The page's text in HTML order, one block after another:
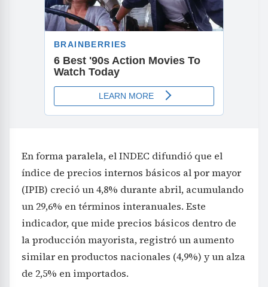
En forma paralela, el INDEC difundió que el
índice de precios internos básicos al por mayor
(IPIB) creció un 4,8% durante abril, acumulando
un 29,6% en términos interanuales. Este
indicador, que mide precios básicos dentro de
la producción mayorista, registró un aumento
similar en productos nacionales (4,9%) y un alza
de 2,5% en importados.